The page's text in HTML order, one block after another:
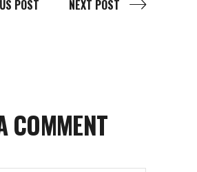
POST NEXT POST
COMMENT